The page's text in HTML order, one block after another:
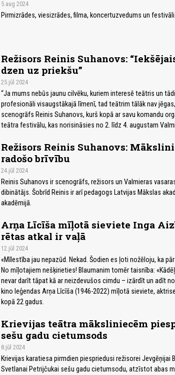
5.aug 2024
Pirmizrādes, viesizrādes, filma, koncertuzvedums un festivāli.
Režisors Reinis Suhanovs:
dzen uz priekšu”
25.jūl 2024
“Ja mums nebūs jaunu cilvēku, kuriem interesē teātris un
profesionāli visaugstākajā līmenī, tad teātrim tālāk nav
scenogrāfs Reinis Suhanovs, kurš kopā ar savu komandu
teātra festivālu, kas norisināsies no 2. līdz 4. augustam
Režisors Reinis Suhanovs:
radošo brīvību
24.jūl 2024
Reinis Suhanovs ir scenogrāfs, režisors un Valmieras
dibinātājs. Šobrīd Reinis ir arī pedagogs Latvijas Mākslas
akadēmijā.
Arņa Līcīša mīļotā sieviete Inga
rētas atkal ir vaļā
12.jūl 2024
«Mīlestība jau nepazūd. Nekad. Šodien es ļoti nožēloju, ka
No mīļotajiem nešķirieties! Blaumanim tomēr taisnība:
nevar darīt tāpat kā ar neizdevušos cimdu – izārdīt un adīt
kino leģendas Arņa Līcīša (1946-2022) mīļotā sieviete,
kopā 22 gadus.
Krievijas teātra māksliniecēm
sešu gadu cietumsods
8.jūl 2024
Krievijas karatiesa pirmdien piespriedusi režisorei Jevgēņijai
Svetlanai Petrijčukai sešu gadu cietumsodu, atzīstot abas